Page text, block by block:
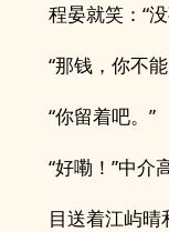
程晏就笑：“
“那钱，你不
“你留着吧。”
“好嘞！”中介
目送着江屿晴